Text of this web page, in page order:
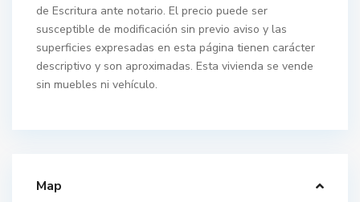
de Escritura ante notario. El precio puede ser
susceptible de modificación sin previo aviso y las
superficies expresadas en esta página tienen carácter
descriptivo y son aproximadas. Esta vivienda se vende
sin muebles ni vehículo.
Map